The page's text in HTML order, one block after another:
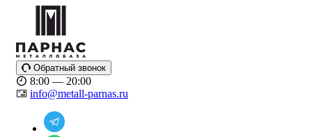
Обратный звонок
8:00 — 20:00
info@metall-parnas.ru